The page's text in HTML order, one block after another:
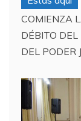
COMIENZA
DÉBITO
DEL PODER